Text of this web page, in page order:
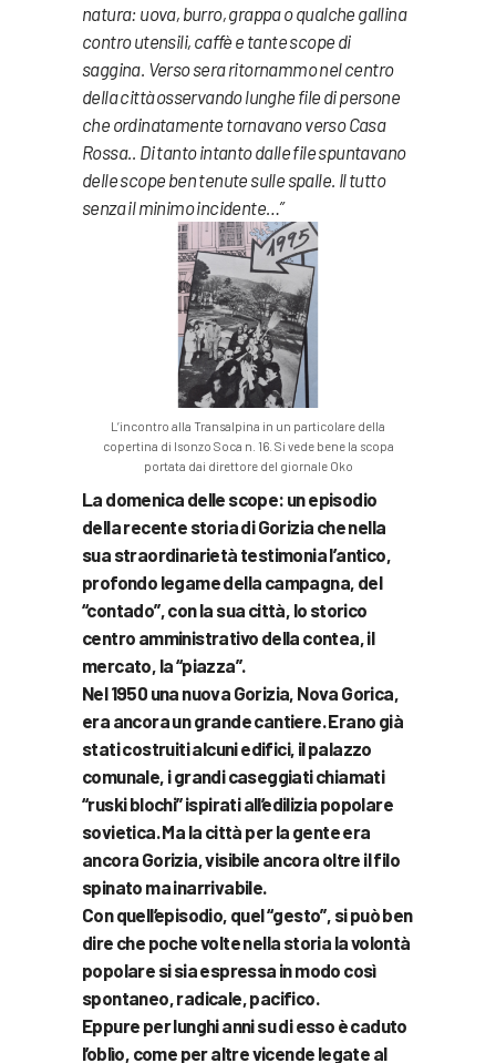
natura: uova, burro, grappa o qualche gallina
contro utensili, caffè e tante scope di
saggina. Verso sera ritornammo nel centro
della città osservando lunghe file di persone
che ordinatamente tornavano verso Casa
Rossa.. Di tanto intanto dalle file spuntavano
delle scope ben tenute sulle spalle. Il tutto
senza il minimo incidente…”
L’incontro alla Transalpina in un particolare della
copertina di Isonzo Soca n. 16. Si vede bene la scopa
portata dai direttore del giornale Oko
La domenica delle scope: un episodio
della recente storia di Gorizia che nella
sua straordinarietà testimonia l’antico,
profondo legame della campagna, del
“contado”, con la sua città, lo storico
centro amministrativo della contea, il
mercato, la “piazza”.
Nel 1950 una nuova Gorizia, Nova Gorica,
era ancora un grande cantiere. Erano già
stati costruiti alcuni edifici, il palazzo
comunale, i grandi caseggiati chiamati
“ruski blochi” ispirati all’edilizia popolare
sovietica. Ma la città per la gente era
ancora Gorizia, visibile ancora oltre il filo
spinato ma inarrivabile.
Con quell’episodio, quel “gesto”, si può ben
dire che poche volte nella storia la volontà
popolare si sia espressa in modo così
spontaneo, radicale, pacifico.
Eppure per lunghi anni su di esso è caduto
l’oblìo, come per altre vicende legate al